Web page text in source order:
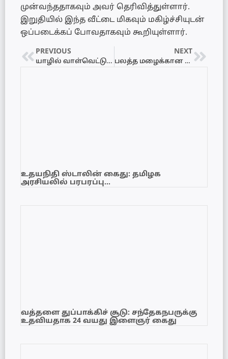
முன்வந்ததாகவும் அவர் தெரிவித்துள்ளார்.
இறுதியில் இந்த வீட்டை மிகவும் மகிழ்ச்சியுடன்
ஒப்படைக்கப் போவதாகவும் கூறியுள்ளார்.
PREVIOUS
யாழில் வாள்வெட்டு குழுவின் அட்டகாசம்: காவல்துறையினர் மீது தாக்குதல்: இருவர் காயம்
NEXT
பலத்த மழைக்கான எச்சரிக்கை: மக்களுக்கு அறிவுறுத்தல்
உதயநிதி ஸ்டாலின் கைது: தமிழக
அரசியலில் பரபரப்பு…
வத்தளை துப்பாக்கிச் சூடு: சந்தேகநபருக்கு
உதவியதாக 24 வயது இளைஞர் கைது